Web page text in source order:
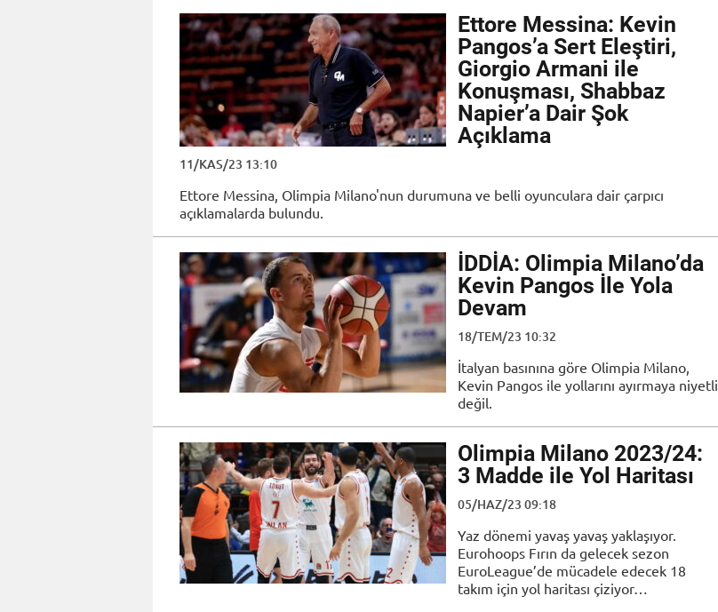
Ettore Messina: Kevin
Pangos’a Sert Eleştiri,
Giorgio Armani ile
Konuşması, Shabbaz
Napier’a Dair Şok
Açıklama
11/KAS/23 13:10
Ettore Messina, Olimpia Milano'nun durumuna ve belli oyunculara dair çarpıcı
açıklamalarda bulundu.
İDDİA: Olimpia Milano’da
Kevin Pangos İle Yola
Devam
18/TEM/23 10:32
İtalyan basınına göre Olimpia Milano,
Kevin Pangos ile yollarını ayırmaya niyetli
değil.
Olimpia Milano 2023/24:
3 Madde ile Yol Haritası
05/HAZ/23 09:18
Yaz dönemi yavaş yavaş yaklaşıyor.
Eurohoops Fırın da gelecek sezon
EuroLeague’de mücadele edecek 18
takım için yol haritası çiziyor…